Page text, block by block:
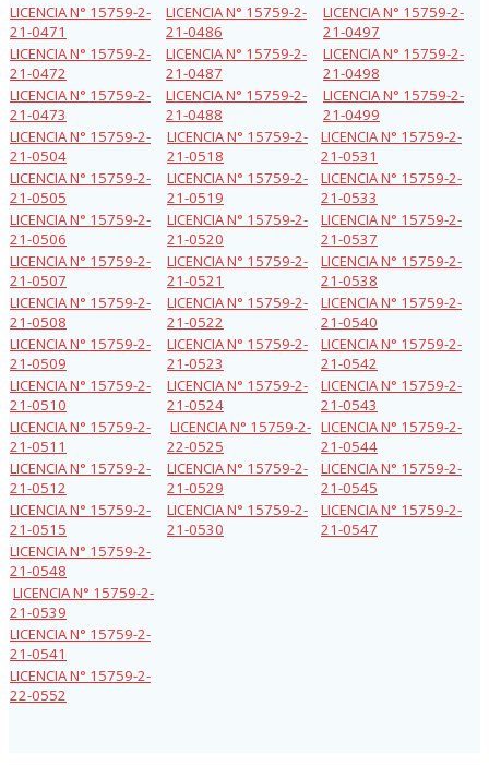
LICENCIA N° 15759-2-
21-0471
LICENCIA N° 15759-2-
21-0486
LICENCIA N° 15759-2-
21-0497
LICENCIA N° 15759-2-
21-0472
LICENCIA N° 15759-2-
21-0487
LICENCIA N° 15759-2-
21-0498
LICENCIA N° 15759-2-
21-0473
LICENCIA N° 15759-2-
21-0488
LICENCIA N° 15759-2-
21-0499
LICENCIA N° 15759-2-
21-0504
LICENCIA N° 15759-2-
21-0518
LICENCIA N° 15759-2-
21-0531
LICENCIA N° 15759-2-
21-0505
LICENCIA N° 15759-2-
21-0519
LICENCIA N° 15759-2-
21-0533
LICENCIA N° 15759-2-
21-0506
LICENCIA N° 15759-2-
21-0520
LICENCIA N° 15759-2-
21-0537
LICENCIA N° 15759-2-
21-0507
LICENCIA N° 15759-2-
21-0521
LICENCIA N° 15759-2-
21-0538
LICENCIA N° 15759-2-
21-0508
LICENCIA N° 15759-2-
21-0522
LICENCIA N° 15759-2-
21-0540
LICENCIA N° 15759-2-
21-0509
LICENCIA N° 15759-2-
21-0523
LICENCIA N° 15759-2-
21-0542
LICENCIA N° 15759-2-
21-0510
LICENCIA N° 15759-2-
21-0524
LICENCIA N° 15759-2-
21-0543
LICENCIA N° 15759-2-
21-0511
LICENCIA N° 15759-2-
22-0525
LICENCIA N° 15759-2-
21-0544
LICENCIA N° 15759-2-
21-0512
LICENCIA N° 15759-2-
21-0529
LICENCIA N° 15759-2-
21-0545
LICENCIA N° 15759-2-
21-0515
LICENCIA N° 15759-2-
21-0530
LICENCIA N° 15759-2-
21-0547
LICENCIA N° 15759-2-
21-0548
LICENCIA N° 15759-2-
21-0539
LICENCIA N° 15759-2-
21-0541
LICENCIA N° 15759-2-
22-0552